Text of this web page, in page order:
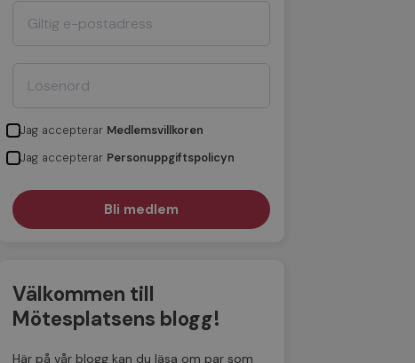
Jag accepterar Medlemsvillkoren
Jag accepterar Personuppgiftspolicyn
Välkommen till
Mötesplatsens blogg!
Här på vår blogg kan du läsa om par som